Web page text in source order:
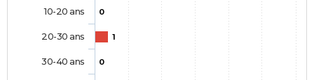
0
1
0
10-20 ans
20-30 ans
30-40 ans